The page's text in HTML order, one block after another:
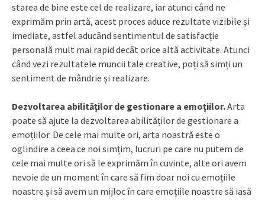
starea de bine este cel de realizare, iar atunci când ne
exprimăm prin artă, acest proces aduce rezultate vizibile și
imediate, astfel aducând sentimentul de satisfacție
personală mult mai rapid decât orice altă activitate. Atunci
când vezi rezultatele muncii tale creative, poți să simți un
sentiment de mândrie și realizare.
Dezvoltarea abilităților de gestionare a emoțiilor.Arta
poate să ajute la dezvoltarea abilităților de gestionare a
emoțiilor. De cele mai multe ori, arta noastră este o
oglindire a ceea ce noi simțim, lucruri pe care nu putem de
cele mai multe ori să le exprimăm în cuvinte, alte ori avem
nevoie de un moment în care să fim doar noi cu emoțiile
noastre și să avem un mijloc în care emoțiile noastre să iasă